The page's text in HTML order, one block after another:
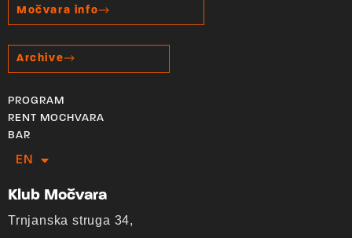
Močvara info
Archive
PROGRAM
RENT MOCHVARA
BAR
EN
HR
Klub Močvara
Trnjanska struga 34,